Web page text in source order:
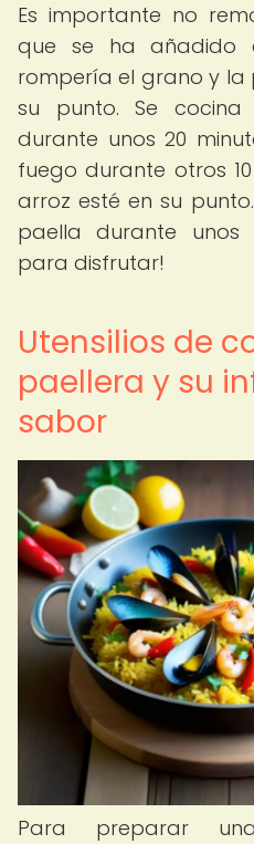
Es importante no
que se ha añadido
rompería el grano y
su punto. Se
durante unos 20
fuego durante otros
arroz esté en su
paella durante unos
para disfrutar!
Utensilios de
paellera y su
sabor
Para preparar